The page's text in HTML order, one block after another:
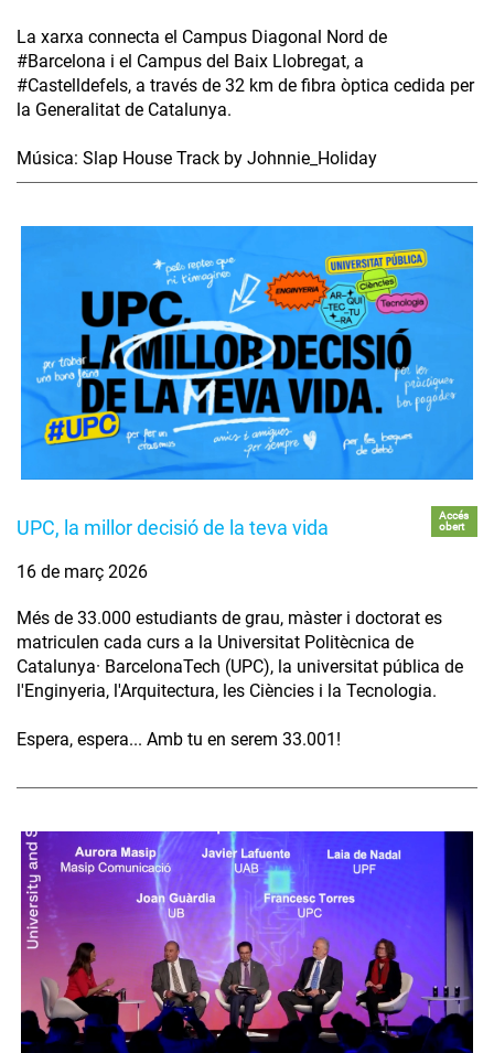
La xarxa connecta el Campus Diagonal Nord de
#Barcelona i el Campus del Baix Llobregat, a
#Castelldefels, a través de 32 km de fibra òptica cedida per
la Generalitat de Catalunya.
Música: Slap House Track by Johnnie_Holiday
UPC, la millor decisió de la teva vida
Accés
obert
16 de març 2026
Més de 33.000 estudiants de grau, màster i doctorat es
matriculen cada curs a la Universitat Politècnica de
Catalunya· BarcelonaTech (UPC), la universitat pública de
l'Enginyeria, l'Arquitectura, les Ciències i la Tecnologia.
Espera, espera... Amb tu en serem 33.001!